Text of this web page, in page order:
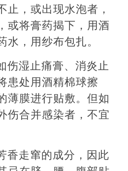
止，或出现水泡者，
或将膏药揭下，用酒
，用纱布包扎。
伤湿止痛膏、消炎止
患处用酒精棉球擦
薄膜进行贴敷。但如
伤合并感染者，不宜
香走窜的成分，因此